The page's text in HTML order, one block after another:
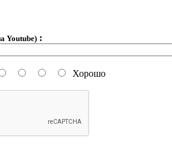
Youtube) :
Хорошо